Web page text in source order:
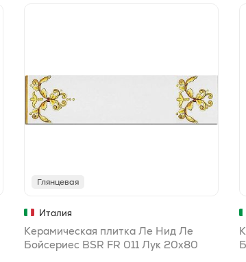
Глянцевая
Италия
Керамическая плитка Ле Нид Ле
Бойсериес BSR FR 011 Лук 20x80